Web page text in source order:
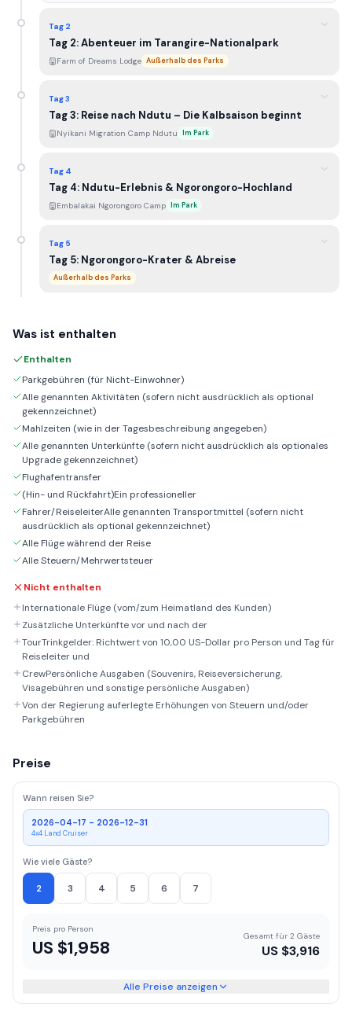
Tag 2
Tag 2: Abenteuer im Tarangire-Nationalpark
Farm of Dreams Lodge Außerhalb des Parks
Tag 3
Tag 3: Reise nach Ndutu – Die Kalbsaison beginnt
Nyikani Migration Camp Ndutu Im Park
Tag 4
Tag 4: Ndutu-Erlebnis & Ngorongoro-Hochland
Embalakai Ngorongoro Camp Im Park
Tag 5
Tag 5: Ngorongoro-Krater & Abreise
Außerhalb des Parks
Was ist enthalten
Enthalten
Parkgebühren (für Nicht-Einwohner)
Alle genannten Aktivitäten (sofern nicht ausdrücklich als optional
gekennzeichnet)
Mahlzeiten (wie in der Tagesbeschreibung angegeben)
Alle genannten Unterkünfte (sofern nicht ausdrücklich als optionales
Upgrade gekennzeichnet)
Flughafentransfer
(Hin- und Rückfahrt)Ein professioneller
Fahrer/ReiseleiterAlle genannten Transportmittel (sofern nicht
ausdrücklich als optional gekennzeichnet)
Alle Flüge während der Reise
Alle Steuern/Mehrwertsteuer
Nicht enthalten
Internationale Flüge (vom/zum Heimatland des Kunden)
Zusätzliche Unterkünfte vor und nach der
TourTrinkgelder: Richtwert von 10,00 US-Dollar pro Person und Tag für
Reiseleiter und
CrewPersönliche Ausgaben (Souvenirs, Reiseversicherung,
Visagebühren und sonstige persönliche Ausgaben)
Von der Regierung auferlegte Erhöhungen von Steuern und/oder
Parkgebühren
Preise
Wann reisen Sie?
2026-04-17 - 2026-12-31
4x4 Land Cruiser
Wie viele Gäste?
2 3 4 5 6 7
Preis pro Person
US $1,958
Gesamt für 2 Gäste
US $3,916
Alle Preise anzeigen